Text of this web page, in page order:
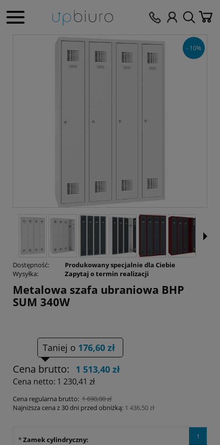
- 10%
Dostępność:
Produkowany specjalnie dla Ciebie
Wysyłka:
Zapytaj o termin realizacji
Metalowa szafa ubraniowa BHP
SUM 340W
Taniej o 176,60 zł
Cena brutto: 1 513,40 zł
Cena netto: 1 230,41 zł
Cena regularna brutto: 1 690,00 zł
Najniższa cena z 30 dni przed obniżką: 1 436,50 zł
1
*Zamek cylindryczny: